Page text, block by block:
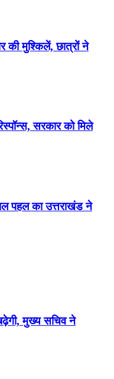
की मुश्किलें, छात्रों ने
सरकार को मिले
पहल का उत्तराखंड ने
मुख्य सचिव ने